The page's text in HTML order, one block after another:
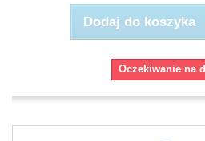
Dodaj do koszyka
Oczekiwanie na